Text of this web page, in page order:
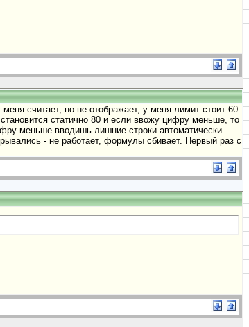
считает, но не отображает, у меня лимит стоит 60
статично 80 и если ввожу цифру меньше, то
меньше вводишь лишние строки автоматически
- не работает, формулы сбивает. Первый раз с